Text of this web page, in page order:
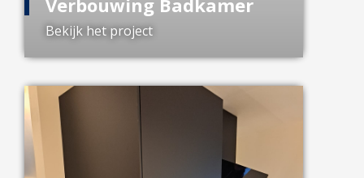
Bekijk het project